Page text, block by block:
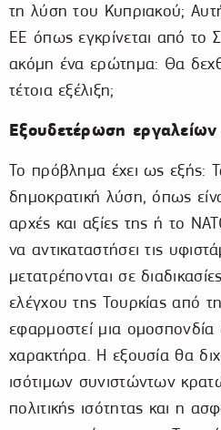
τη λύση του Κυπριακού; Αυτή
ΕΕ όπως εγκρίνεται από το
ακόμη ένα ερώτημα: Θα
τέτοια εξέλιξη;
Εξουδετέρωση
Το πρόβλημα έχει ως εξής:
δημοκρατική λύση, όπως
αρχές και αξίες της ή το
να αντικαταστήσει τις
μετατρέπονται σε
ελέγχου της Τουρκίας από
εφαρμοστεί μια
χαρακτήρα. Η εξουσία θα
ισότιμων συνιστώντων
πολιτικής ισότητας και η